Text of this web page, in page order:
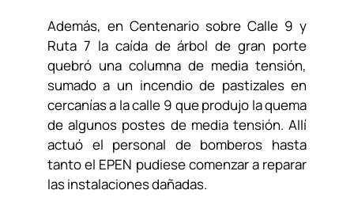
Además, en Centenario sobre Calle 9 y
Ruta 7 la caída de árbol de gran porte
quebró una columna de media tensión,
sumado a un incendio de pastizales en
cercanías a la calle 9 que produjo la quema
de algunos postes de media tensión. Allí
actuó el personal de bomberos hasta
tanto el EPEN pudiese comenzar a reparar
las instalaciones dañadas.